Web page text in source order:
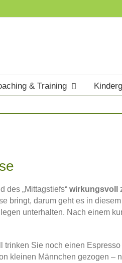
& Training
des „Mittagstiefs“ wirkungsvoll
bringt, darum geht es in
unterhalten. Nach einem
Sie noch einen
kleinen Männchen gezogen –